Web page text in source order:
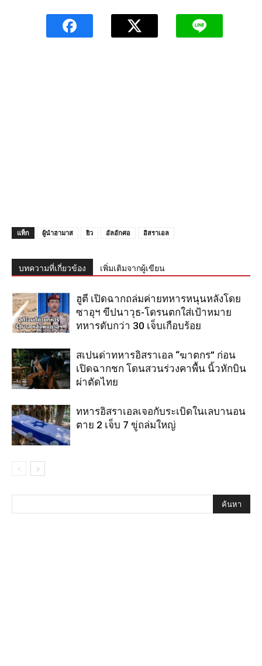
แท็ก ผู้นำฮามาส ยิว อัลอักศอ อิสราเอล
บทความที่เกี่ยวข้อง เพิ่มเติมจากผู้เขียน
ฮูตี เปิดฉากถล่มค่ายทหารหนุนหลังโดย
ซาอุฯ ขีปนาวุธ-โดรนตกใส่เป้าหมาย
ทหารดับกว่า 30 เจ็บเกือบร้อย
สเปนด่าทหารอิสราเอล “ฆาตกร” ก่อน
เปิดฉากชก โดนสวนร่วงคาพื้น นิ้วหักบิน
ผ่าตัดไทย
ทหารอิสราเอลเจอกับระเบิดในเลบานอน
ตาย 2 เจ็บ 7 ขู่ถล่มใหญ่